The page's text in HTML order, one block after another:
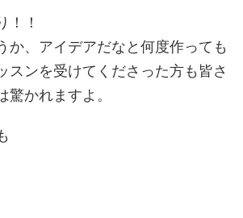
！！
か、アイデアだなと何度作っても
スンを受けてくださった方も皆さ
驚かれますよ。